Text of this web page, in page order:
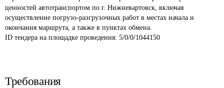
ценностей автотранспортом по г. Нижневартовск, включая
осуществление погрузо-разгрузочных работ в местах начала и
окончания маршрута, а также в пунктах обмена.
ID тендера на площадке проведения: 5/0/0/1044150
Требования